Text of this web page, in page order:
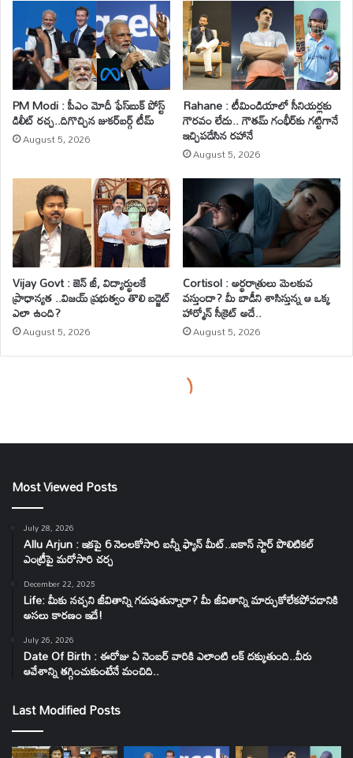
Most Viewed Posts
July 28, 2026
Allu Arjun : ఇకపై 6 నెలలకోసారి బన్నీ ఫ్యాన్ మీట్..ఐకాన్ స్టార్ పొలిటికల్
ఎంట్రీపై మరోసారి చర్చ
December 22, 2025
Life: మీకు నచ్చని జీవితాన్ని గడుపుతున్నారా? మీ జీవితాన్ని మార్చుకోలేకపోవడానికి
అసలు కారణం ఇదే!
July 26, 2026
Date Of Birth : ఈరోజు ఏ నెంబర్ వారికి ఎలాంటి లక్ దక్కుతుంది..వీరు
ఆవేశాన్ని తగ్గించుకుంటేనే మంచిది..
Last Modified Posts